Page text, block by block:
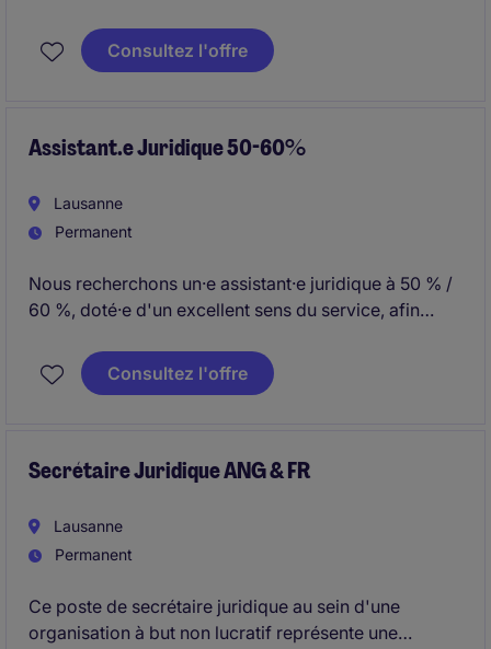
administrative Prozesse reibungslos funktionieren,
koordinieren organisatorische Abläufe und
Consultez l'offre
Assistant.e Juridique 50-60%
Lausanne
Permanent
Nous recherchons un·e assistant·e juridique à 50 % /
60 %, doté·e d'un excellent sens du service, afin
Lausanne et d'apporter un soutien administratif aux
avocats, garantissant ainsi la continuité, la qualité et
Consultez l'offre
Secrétaire Juridique ANG & FR
Lausanne
Permanent
Ce poste de secrétaire juridique au sein d'une
organisation à but non lucratif représente une